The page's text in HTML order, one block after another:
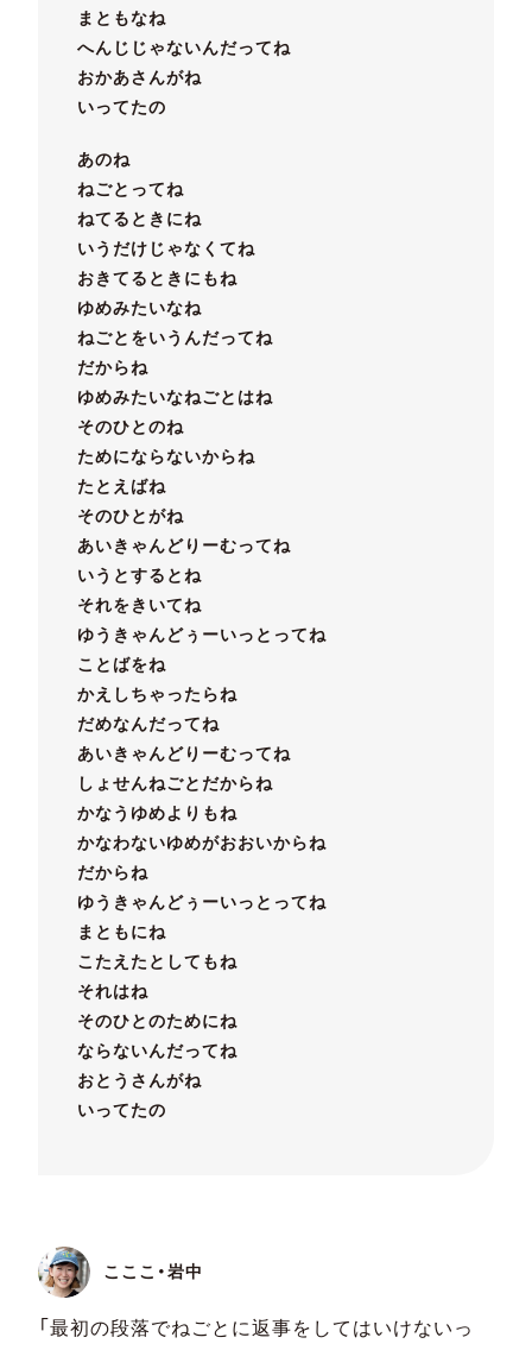
まともなね
へんじじゃないんだってね
おかあさんがね
いってたの
あのね
ねごとってね
ねてるときにね
いうだけじゃなくてね
おきてるときにもね
ゆめみたいなね
ねごとをいうんだってね
だからね
ゆめみたいなねごとはね
そのひとのね
ためにならないからね
たとえばね
そのひとがね
あいきゃんどりーむってね
いうとするとね
それをきいてね
ゆうきゃんどぅーいっとってね
ことばをね
かえしちゃったらね
だめなんだってね
あいきゃんどりーむってね
しょせんねごとだからね
かなうゆめよりもね
かなわないゆめがおおいからね
だからね
ゆうきゃんどぅーいっとってね
まともにね
こたえたとしてもね
それはね
そのひとのためにね
ならないんだってね
おとうさんがね
いってたの
こここ・岩中
「最初の段落でねごとに返事をしてはいけないっ